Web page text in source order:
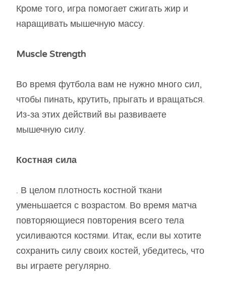
Кроме того, игра помогает сжигать жир и
наращивать мышечную массу.
Muscle Strength
Во время футбола вам не нужно много сил,
чтобы пинать, крутить, прыгать и вращаться.
Из-за этих действий вы развиваете
мышечную силу.
Костная сила
. В целом плотность костной ткани
уменьшается с возрастом. Во время матча
повторяющиеся повторения всего тела
усиливаются костями. Итак, если вы хотите
сохранить силу своих костей, убедитесь, что
вы играете регулярно.